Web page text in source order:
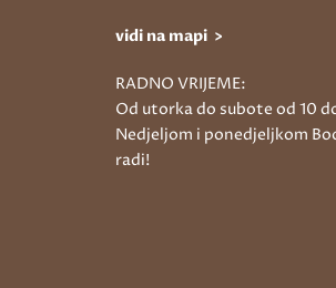
vidi na mapi >
RADNO VRIJEME:
Od utorka do subote od 10
Nedjeljom i ponedjeljkom
radi!